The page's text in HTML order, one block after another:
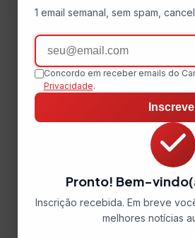
1 email semanal, sem spam,
Email
Concordo em receber emails do
Privacidade.
Pronto! Bem-
Inscrição recebida. Em breve
melhores notícias